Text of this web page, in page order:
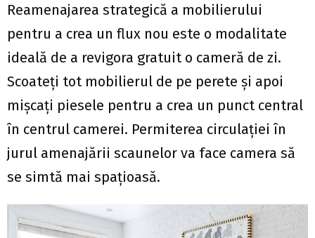
Reamenajarea strategică a mobilierului
pentru a crea un flux nou este o modalitate
ideală de a revigora gratuit o cameră de zi.
Scoateți tot mobilierul de pe perete și apoi
mișcați piesele pentru a crea un punct central
în centrul camerei. Permiterea circulației în
jurul amenajării scaunelor va face camera să
se simtă mai spațioasă.